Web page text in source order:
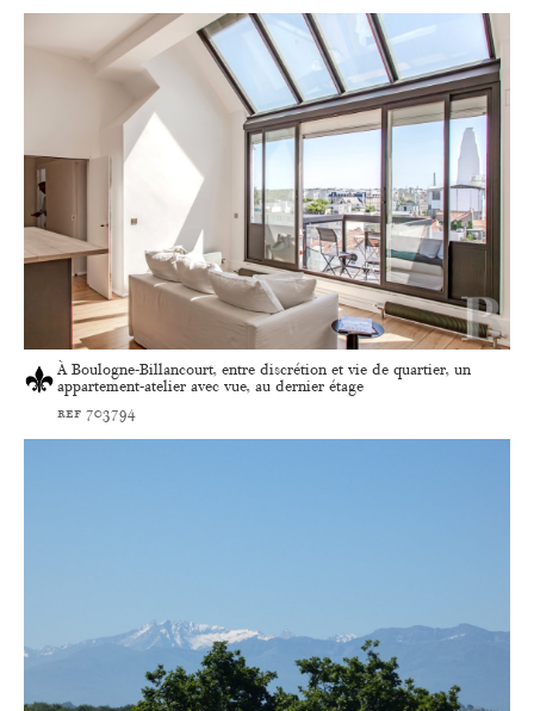
À Boulogne-Billancourt, entre discrétion et vie de quartier, un
appartement-atelier avec vue, au dernier étage
ref 703794